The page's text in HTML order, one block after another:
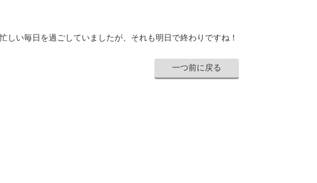
しい毎日を過ごしていましたが、それも明日で終わりですね！
一つ前に戻る